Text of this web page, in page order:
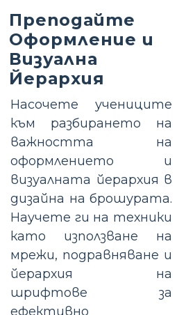
Преподайте
Оформление и
Визуална
Йерархия
Насочете учениците
към разбирането на
важността на
оформлението и
визуалната йерархия в
дизайна на брошурата.
Научете ги на техники
като използване на
мрежи, подравняване и
йерархия на
шрифтове за
ефективно